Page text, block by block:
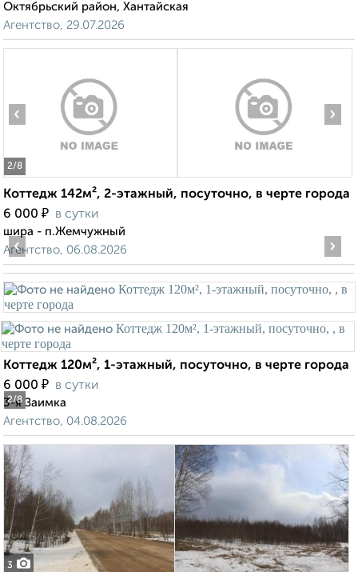
Октябрьский район, Хантайская
Агентство, 29.07.2026
2/8
‹ ›
Коттедж 142м², 2-этажный, посуточно, в черте города
6 000 ₽ в сутки
шира - п.Жемчужный
Агентство, 06.08.2026
2/8
‹ ›
Коттедж 120м², 1-этажный, посуточно, в черте города
6 000 ₽ в сутки
3-я Заимка
Агентство, 04.08.2026
3